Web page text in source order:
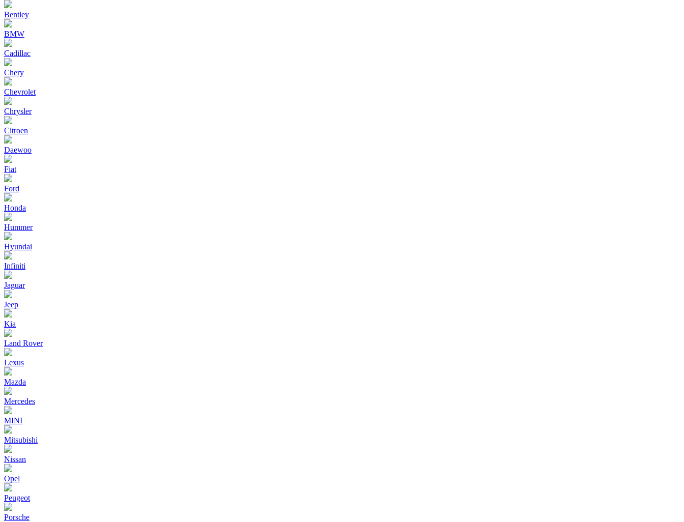
Bentley
BMW
Cadillac
Chery
Chevrolet
Chrysler
Citroen
Daewoo
Fiat
Ford
Honda
Hummer
Hyundai
Infiniti
Jaguar
Jeep
Kia
Land Rover
Lexus
Mazda
Mercedes
MINI
Mitsubishi
Nissan
Opel
Peugeot
Porsche